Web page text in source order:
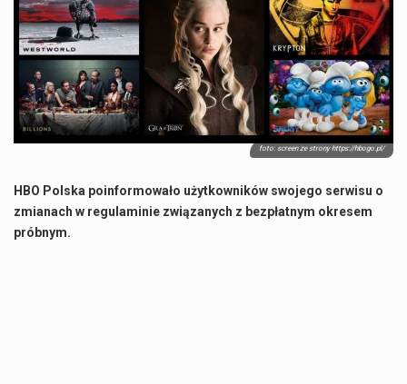
Co charakteryzuje wojnę na Ukrainie w 2026 roku? W 2026 roku wojna na Ukrainie trwa już pięć lat, a jej przebieg charakteryzuje się intensywnymi działaniami…
Czym jest Organizacja Traktatu Północnoatlantyckiego? Organizacja Traktatu Północnoatlantyckiego, powszechnie znana jako NATO, to międzynarodowy sojusz polityczno-wojskowy, który powstał 4 kwietnia 1949 roku. Został założony przez…
Jaką dynamikę wzrostu PKB przewidują prognozy gospodarcze dla Polski w 2026 roku? Prognozy dotyczące gospodarki Polski na rok 2026 sugerują, że Produkt Krajowy Brutto (PKB)…
Co to jest prognoza pogody na 14 dni? Prognoza pogody na 14 dni to niezwykle cenne narzędzie, które dostarcza szczegółowych informacji o długoterminowych warunkach atmosferycznych…
foto: screen ze strony https://hbogo.pl/
HBO Polska poinformowało użytkowników swojego serwisu o
zmianach w regulaminie związanych z bezpłatnym okresem
próbnym.